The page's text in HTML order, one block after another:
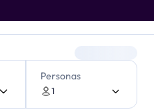
Personas
1